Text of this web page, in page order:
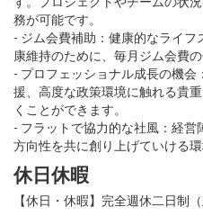
務が可能です。
- ジム会費補助：健康的なライ
康維持のために、毎月ジム会費
- プロフェッショナル成長の機
援、高度な政策環境に触れる貴
くことができます。
- フラットで協力的な社風：経
方向性を共に創り上げていける環
休日休暇
【休日・休暇】完全週休二日制